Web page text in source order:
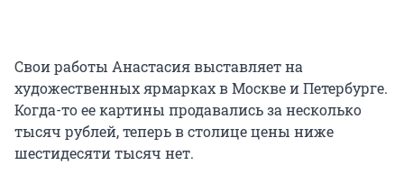
Свои работы Анастасия выставляет на
художественных ярмарках в Москве и Петербурге.
Когда-то ее картины продавались за несколько
тысяч рублей, теперь в столице цены ниже
шестидесяти тысяч нет.